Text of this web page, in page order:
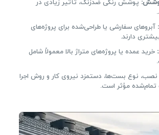
پوشش رنگی ضدزنگ، تأثیر زیادی در
آبروهای سفارشی یا طراحی‌شده برای پروژه‌های
دارند.
خرید عمده یا پروژه‌های متراژ بالا معمولاً شامل
نصب، نوع بست‌ها، دستمزد نیروی کار و روش اجرا
تمام‌شده مؤثر است.